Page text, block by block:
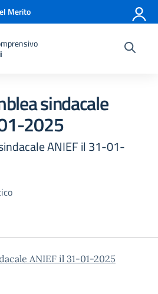
Merito
pagina iniziale della scuola
sindacale
2025
ANIEF il 31-01-
ANIEF il 31-01-2025